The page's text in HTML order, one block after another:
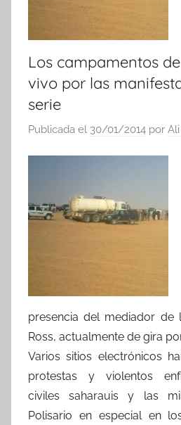
Los campamentos
vivo por las
serie
Publicada el 30/01/2014 por
presencia del mediador de
Ross, actualmente de gira
Varios sitios electrónicos
protestas y violentos
civiles saharauis y las
Polisario en especial en